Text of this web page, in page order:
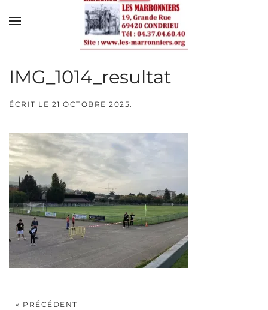
Skip to main content
IMG_1014_resultat
ÉCRIT LE 21 OCTOBRE 2025.
« PRÉCÉDENT